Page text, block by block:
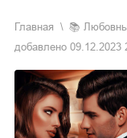
Главная 📚
добавлено 09.12.2023